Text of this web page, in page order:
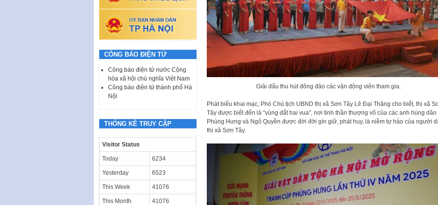
Giải đấu thu hút đông đảo các vận động viên tham gia.
Phát biểu khai mạc, Phó Chủ tịch UBND thị xã Sơn Tây Lê Đại Thăng cho biết, thị xã
Tây được biết đến là “vùng đất hai vua”, nơi tinh thần thượng võ của các anh hùng dân
Phùng Hưng và Ngô Quyền được đời đời gìn giữ, phát huy, là niềm tự hào của người
thị xã Sơn Tây.
CÔNG BÁO ĐIỆN TỬ
Công báo điện tử nước Cộng
hòa xã hội chủ nghĩa Việt Nam
Công báo điện tử thành phố Hà
Nội
THỐNG KÊ TRUY CẬP
Visitor Status
Today 6234
Yesterday 6523
This Week 41076
This Month 41076